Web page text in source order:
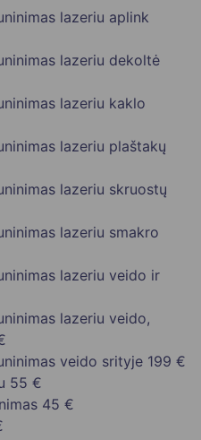
lazeriu aplink
lazeriu dekoltė
lazeriu kaklo
lazeriu plaštakų
lazeriu skruostų
lazeriu smakro
lazeriu veido ir
lazeriu veido,
veido srityje 199 €
55 €
45 €